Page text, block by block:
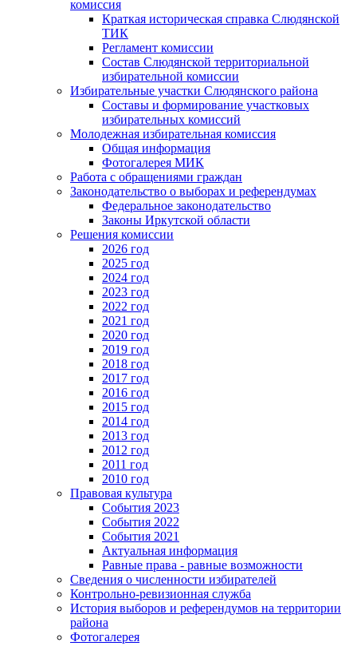
комиссия
Краткая историческая справка Слюдянской
ТИК
Регламент комиссии
Состав Слюдянской территориальной
избирательной комиссии
Избирательные участки Слюдянского района
Составы и формирование участковых
избирательных комиссий
Молодежная избирательная комиссия
Общая информация
Фотогалерея МИК
Работа с обращениями граждан
Законодательство о выборах и референдумах
Федеральное законодательство
Законы Иркутской области
Решения комиссии
2026 год
2025 год
2024 год
2023 год
2022 год
2021 год
2020 год
2019 год
2018 год
2017 год
2016 год
2015 год
2014 год
2013 год
2012 год
2011 год
2010 год
Правовая культура
События 2023
События 2022
События 2021
Актуальная информация
Равные права - равные возможности
Сведения о численности избирателей
Контрольно-ревизионная служба
История выборов и референдумов на территории
района
Фотогалерея